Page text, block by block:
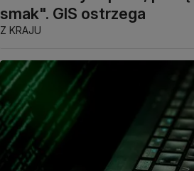
smak". GIS ostrzega
Z KRAJU